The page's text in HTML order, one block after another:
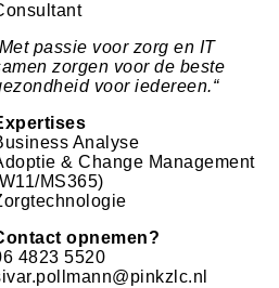
passie voor zorg en IT
zorgen voor de beste
voor iedereen.“
Analyse
& Change Management
MS365)
opnemen?
4823 5520